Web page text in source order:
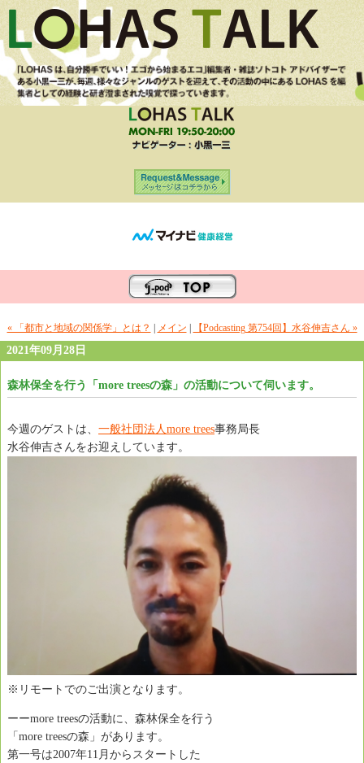
« 「都市と地域の関係学」とは？ メイン 【Podcasting 第754回】水谷伸吉さん »
2021年09月28日
森林保全を行う「more treesの森」の活動について伺います。
今週のゲストは、 一般社団法人more trees事務局長
水谷伸吉さんをお迎えしています。
※リモートでのご出演となります。
ーーmore treesの活動に、森林保全を行う
「more treesの森」があります。
第一号は2007年11月からスタートした